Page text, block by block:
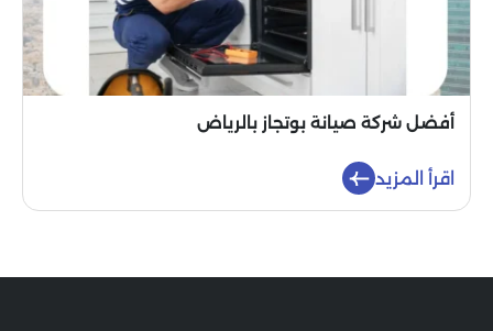
أفضل شركة صيانة بوتجاز بالرياض
اقرأ المزيد